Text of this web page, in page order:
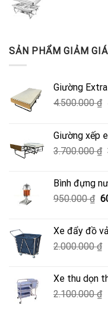
SẢN PHẨM GIẢM GIÁ
Giường
4.500.000₫
Giường xếp
3.700.000₫
Bình đựng
950.000₫
Xe đẩy đồ
2.000.000₫
Xe thu dọn
2.100.000₫